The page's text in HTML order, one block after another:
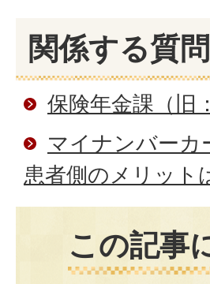
関係する質問
保険年金課（旧
マイナンバーカ
患者側のメリット
この記事